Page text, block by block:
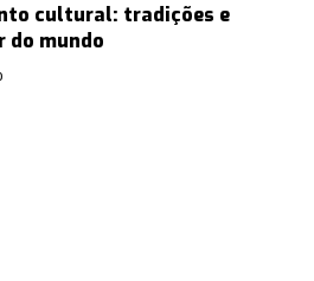
cultural: tradições e
do mundo